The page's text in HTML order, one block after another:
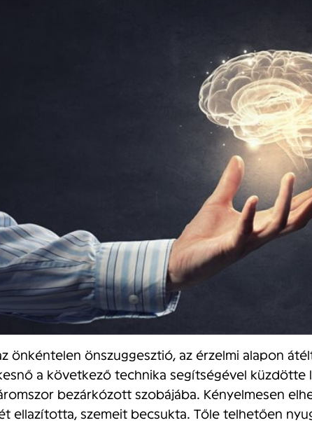
önkéntelen önszuggesztió, az érzelmi alapon
a következő technika segítségével küzdötte
bezárkózott szobájába. Kényelmesen
ellazította, szemeit becsukta. Tőle telhetően